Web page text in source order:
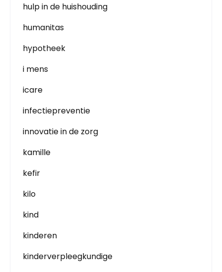
hulp in de huishouding
humanitas
hypotheek
i mens
icare
infectiepreventie
innovatie in de zorg
kamille
kefir
kilo
kind
kinderen
kinderverpleegkundige